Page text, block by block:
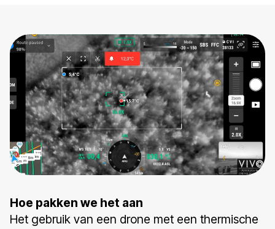
Hoe pakken we het aan
Het gebruik van een drone met een thermische